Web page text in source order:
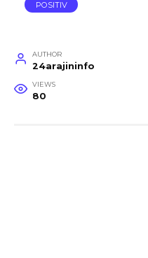
POSITIV
AUTHOR
24arajininfo
VIEWS
80